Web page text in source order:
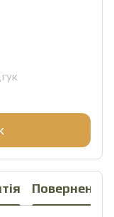
Повернення